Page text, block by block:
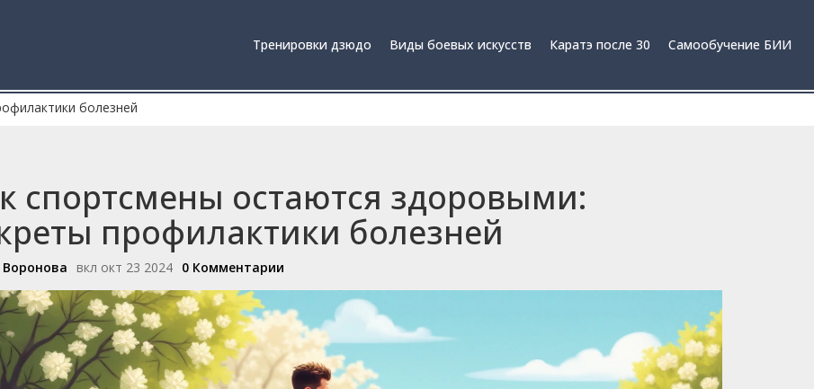
Тренировки дзюдо Виды боевых искусств Каратэ после 30 Самообучение БИИ
болезней
спортсмены остаются здоровыми:
профилактики болезней
Воронова вкл окт 23 2024 0 Комментарии